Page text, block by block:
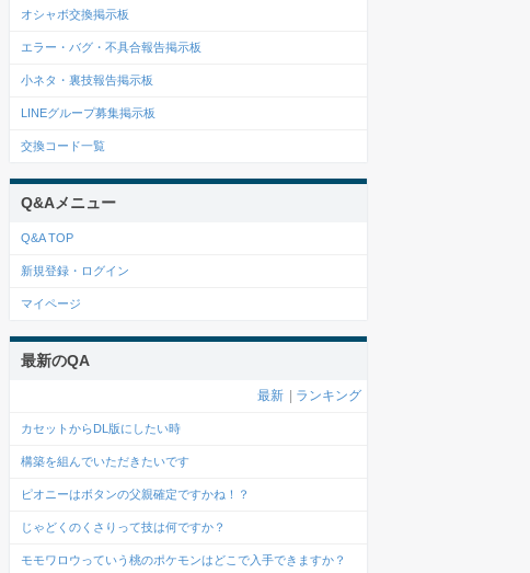
オシャボ交換掲示板
エラー・バグ・不具合報告掲示板
小ネタ・裏技報告掲示板
LINEグループ募集掲示板
交換コード一覧
Q&Aメニュー
Q&A TOP
新規登録・ログイン
マイページ
最新のQA
最新 | ランキング
カセットからDL版にしたい時
構築を組んでいただきたいです
ピオニーはボタンの父親確定ですかね！？
じゃどくのくさりって技は何ですか？
モモワロウっていう桃のポケモンはどこで入手できますか？